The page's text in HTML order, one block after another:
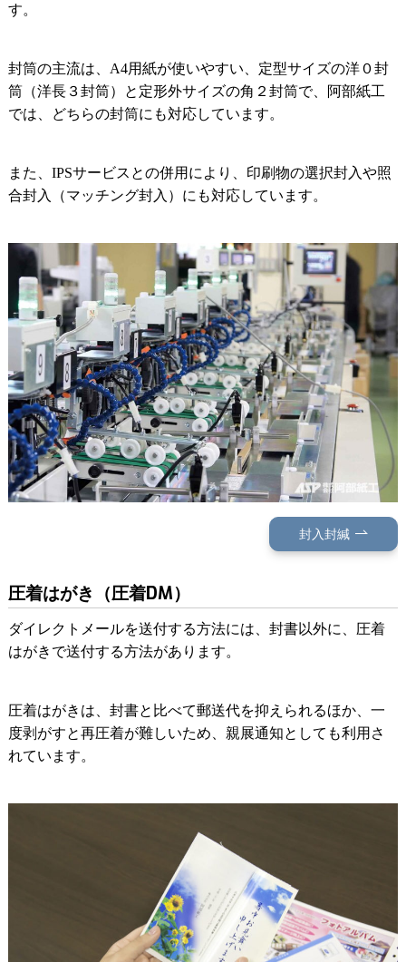
す。
封筒の主流は、A4用紙が使いやすい、定型サイズの洋０封
筒（洋長３封筒）と定形外サイズの角２封筒で、阿部紙工
では、どちらの封筒にも対応しています。
また、IPSサービスとの併用により、印刷物の選択封入や照
合封入（マッチング封入）にも対応しています。
封入封緘
圧着はがき（圧着DM）
ダイレクトメールを送付する方法には、封書以外に、圧着
はがきで送付する方法があります。
圧着はがきは、封書と比べて郵送代を抑えられるほか、一
度剥がすと再圧着が難しいため、親展通知としても利用さ
れています。